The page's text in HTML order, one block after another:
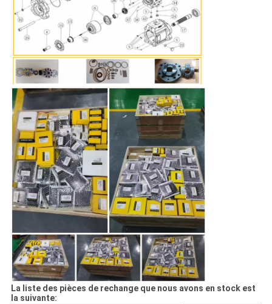
La liste des pièces de rechange que nous avons en stock est
la suivante: